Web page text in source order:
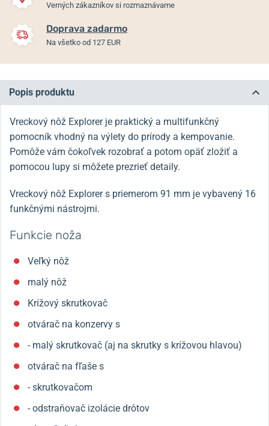
Verných zákazníkov si rozmaznávame
Doprava zadarmo
Na všetko od 127 EUR
Popis produktu
Vreckový nôž Explorer je praktický a multifunkčný
pomocník vhodný na výlety do prírody a kempovanie.
Pomôže vám čokoľvek rozobrať a potom opäť zložiť a
pomocou lupy si môžete prezrieť detaily.
Vreckový nôž Explorer s priemerom 91 mm je vybavený 16
funkčnými nástrojmi.
Funkcie noža
Veľký nôž
malý nôž
Krížový skrutkovač
otvárač na konzervy s
- malý skrutkovač (aj na skrutky s krížovou hlavou)
otvárač na fľaše s
- skrutkovačom
- odstraňovač izolácie drôtov